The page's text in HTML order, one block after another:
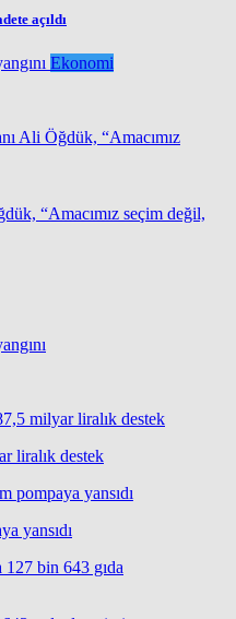
açıldı
Ekonomi
“Amacımız seçim değil,
liralık destek
yansıdı